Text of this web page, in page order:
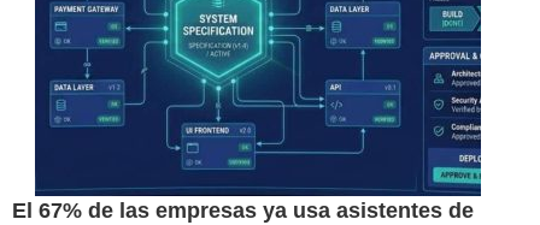
El 67% de las empresas ya usa asistentes de